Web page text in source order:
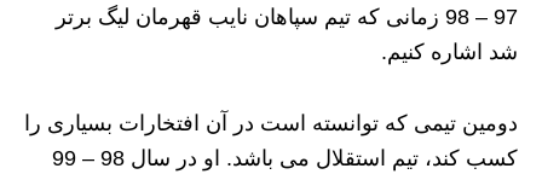
97 – 98 زمانی که تیم سپاهان نایب قهرمان لیگ برتر
شد اشاره کنیم.
دومین تیمی که توانسته است در آن افتخارات بسیاری را
کسب کند، تیم استقلال می باشد. او در سال 98 – 99